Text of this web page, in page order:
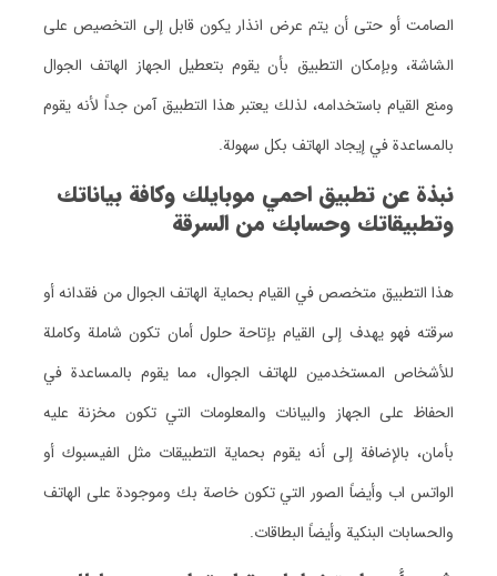
الصامت أو حتى أن يتم عرض انذار يكون قابل إلى التخصيص على
الشاشة، وبإمكان التطبيق بأن يقوم بتعطيل الجهاز الهاتف الجوال
ومنع القيام باستخدامه، لذلك يعتبر هذا التطبيق آمن جداً لأنه يقوم
بالمساعدة في إيجاد الهاتف بكل سهولة.
نبذة عن تطبيق احمي موبايلك وكافة بياناتك
وتطبيقاتك وحسابك من السرقة
هذا التطبيق متخصص في القيام بحماية الهاتف الجوال من فقدانه أو
سرقته فهو يهدف إلى القيام بإتاحة حلول أمان تكون شاملة وكاملة
للأشخاص المستخدمين للهاتف الجوال، مما يقوم بالمساعدة في
الحفاظ على الجهاز والبيانات والمعلومات التي تكون مخزنة عليه
بأمان، بالإضافة إلى أنه يقوم بحماية التطبيقات مثل الفيسبوك أو
الواتس اب وأيضاً الصور التي تكون خاصة بك وموجودة على الهاتف
والحسابات البنكية وأيضاً البطاقات.